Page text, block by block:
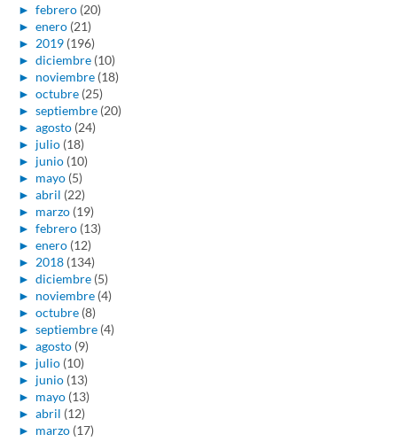
► febrero (20)
► enero (21)
► 2019 (196)
► diciembre (10)
► noviembre (18)
► octubre (25)
► septiembre (20)
► agosto (24)
► julio (18)
► junio (10)
► mayo (5)
► abril (22)
► marzo (19)
► febrero (13)
► enero (12)
► 2018 (134)
► diciembre (5)
► noviembre (4)
► octubre (8)
► septiembre (4)
► agosto (9)
► julio (10)
► junio (13)
► mayo (13)
► abril (12)
► marzo (17)